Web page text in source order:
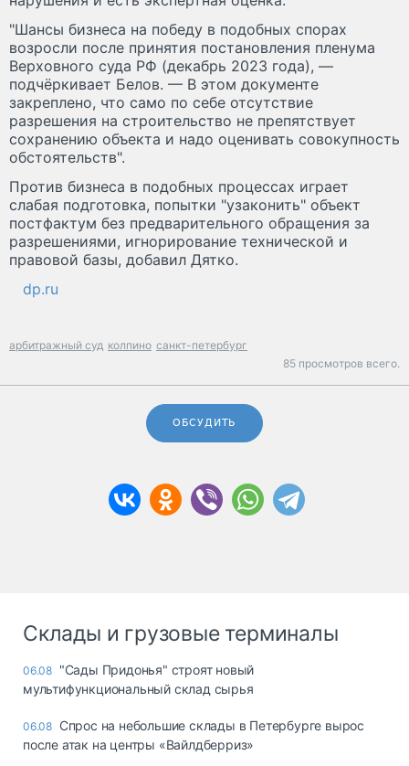
"Шансы бизнеса на победу в подобных спорах
возросли после принятия постановления пленума
Верховного суда РФ (декабрь 2023 года), —
подчёркивает Белов. — В этом документе
закреплено, что само по себе отсутствие
разрешения на строительство не препятствует
сохранению объекта и надо оценивать совокупность
обстоятельств".
Против бизнеса в подобных процессах играет
слабая подготовка, попытки "узаконить" объект
постфактум без предварительного обращения за
разрешениями, игнорирование технической и
правовой базы, добавил Дятко.
dp.ru
арбитражный суд колпино санкт-петербург
85 просмотров всего.
ОБСУДИТЬ
Склады и грузовые терминалы
06.08 "Сады Придонья" строят новый
мультифункциональный склад сырья
06.08 Спрос на небольшие склады в Петербурге вырос
после атак на центры «Вайлдберриз»